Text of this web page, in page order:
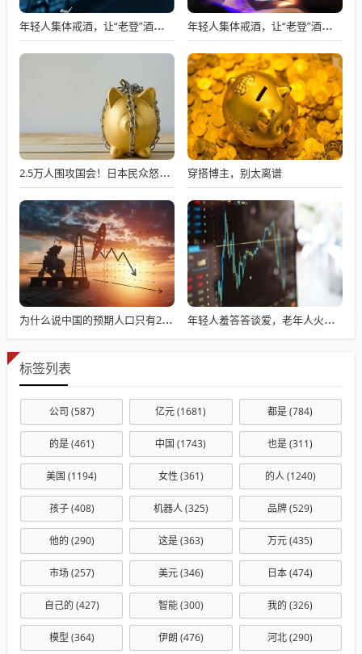
年轻人集体戒酒，让“老登”酒企的天快塌了 年轻人集体戒酒，让“老登”酒企的天快塌了
2.5万人围攻国会！日本民众怒了：让她下台！ 穿搭博主，别太离谱
为什么说中国的预期人口只有2.55亿 年轻人羞答答谈爱，老年人火辣辣相亲
标签列表
公司 (587) 亿元(1681) 都是(784)
的是(461) 中国 (1743) 也是(311)
美国 (1194) 女性 (361) 的人(1240)
孩子(408) 机器人(325) 品牌(529)
他的 (290) 这是(363) 万元(435)
市场(257) 美元(346) 日本(474)
自己的 (427) 智能(300) 我的 (326)
模型 (364) 伊朗 (476) 河北(290)